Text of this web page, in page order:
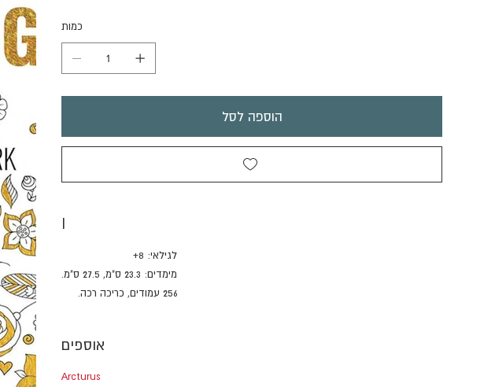
כמות
הוספה לסל
לגילאי: 8+
מימדים: 23.3 ס"מ, 27.5 ס"מ.
256 עמודים, כריכה רכה.
אוספים
Arcturus